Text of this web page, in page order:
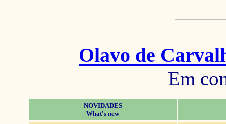
Olavo de
Em
NOVIDADES
What's new